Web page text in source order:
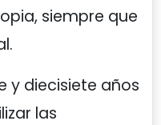
siempre que
y diecisiete años
las